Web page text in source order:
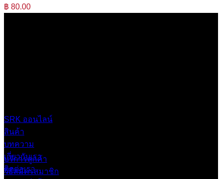
฿ 80.00
SRK ออนไลน์
สินค้า
บทความ
เกี่ยวกับเรา
ติดต่อเรา
บริการลูกค้า
วิธีสมัครสมาชิก